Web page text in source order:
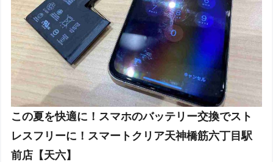
この夏を快適に！スマホのバッテリー交換でスト
レスフリーに！スマートクリア天神橋筋六丁目駅
前店【天六】